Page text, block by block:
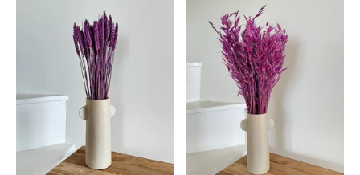
AJOUTER AU BOUQUET AJOUTER AU BOUQUET